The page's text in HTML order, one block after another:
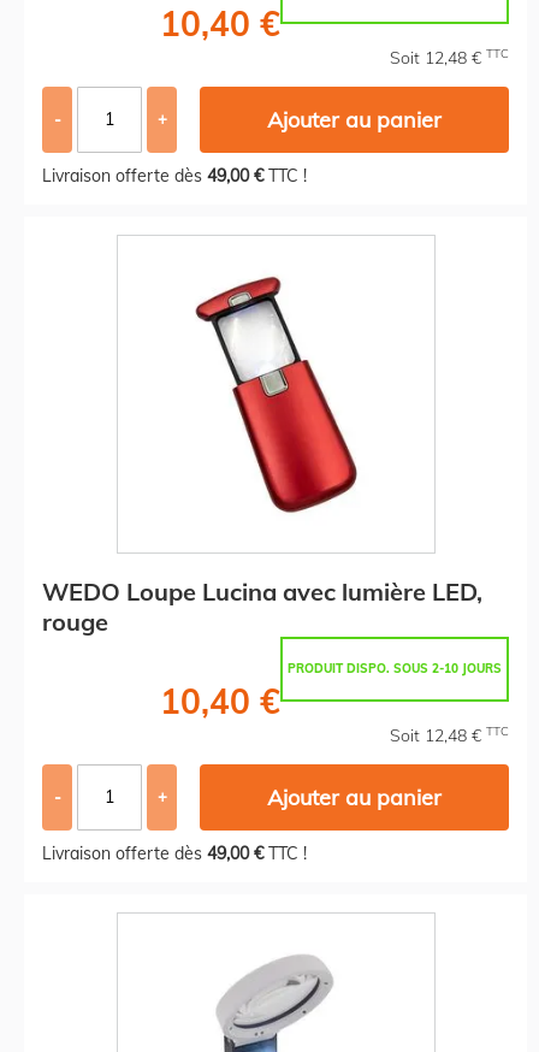
10,40 €
Soit 12,48 € TTC
- + Ajouter au panier
Livraison offerte dès 49,00 €TTC !
WEDO Loupe Lucina avec lumière LED,
rouge
PRODUIT DISPO. SOUS 2-10 JOURS
10,40 €
Soit 12,48 € TTC
- + Ajouter au panier
Livraison offerte dès 49,00 €TTC !